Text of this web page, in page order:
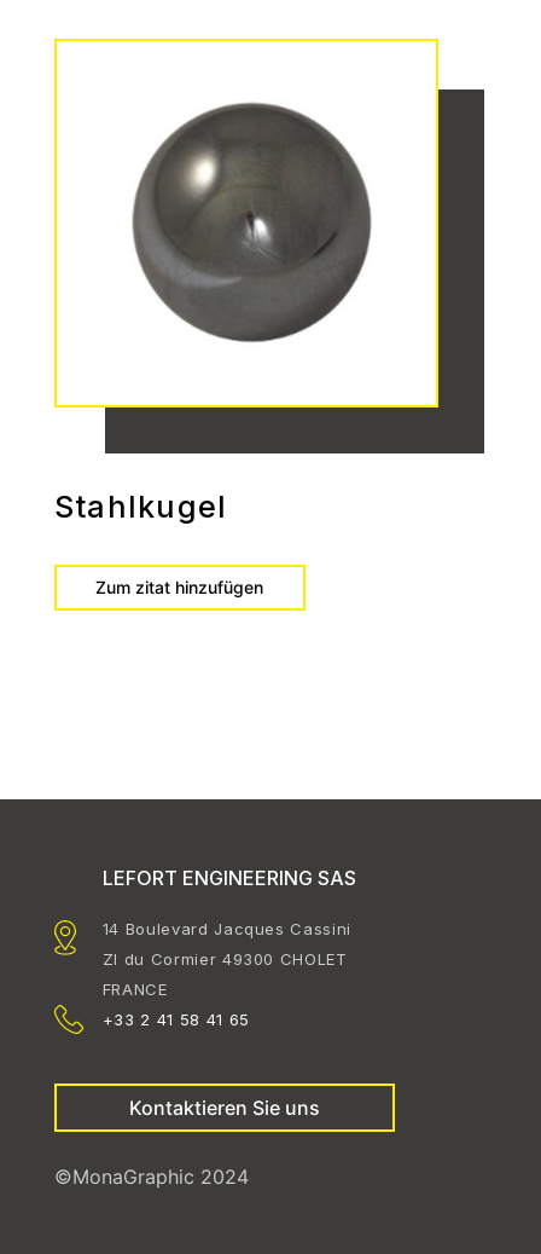
Stahlkugel
Zum zitat hinzufügen
LEFORT ENGINEERING SAS
14 Boulevard Jacques Cassini
ZI du Cormier 49300 CHOLET
FRANCE
+33 2 41 58 41 65
Kontaktieren Sie uns
©MonaGraphic 2024